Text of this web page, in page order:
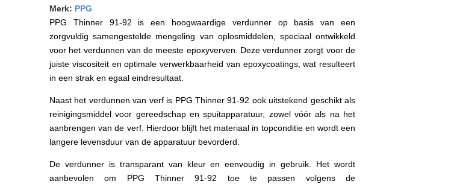
Merk: PPG
PPG Thinner 91-92 is een hoogwaardige verdunner op basis van een
zorgvuldig samengestelde mengeling van oplosmiddelen, speciaal ontwikkeld
voor het verdunnen van de meeste epoxyverven. Deze verdunner zorgt voor de
juiste viscositeit en optimale verwerkbaarheid van epoxycoatings, wat resulteert
in een strak en egaal eindresultaat.
Naast het verdunnen van verf is PPG Thinner 91-92 ook uitstekend geschikt als
reinigingsmiddel voor gereedschap en spuitapparatuur, zowel vóór als na het
aanbrengen van de verf. Hierdoor blijft het materiaal in topconditie en wordt een
langere levensduur van de apparatuur bevorderd.
De verdunner is transparant van kleur en eenvoudig in gebruik. Het wordt
aanbevolen om PPG Thinner 91-92 toe te passen volgens de